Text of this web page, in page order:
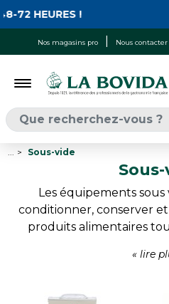
Nos magasins pro Nous contacter
!
Sous-vide
Les équipements
conditionner, conserver
produits alimentaires
thermoscelleuses,
traiteurs,